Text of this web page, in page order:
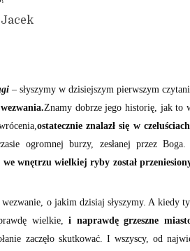
– słyszymy w dzisiejszym pierwszym
Znamy dobrze jego historię, jak to
ostatecznie znalazł się w
ogromnej burzy, zesłanej przez
we wnętrzu wielkiej ryby został
o jakim dzisiaj słyszymy. A kiedy
wielkie, i naprawdę grzeszne
zaczęło skutkować. I wszyscy, od